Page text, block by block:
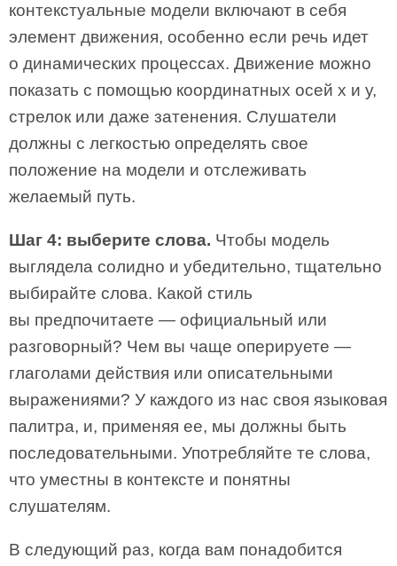
контекстуальные модели включают в себя
элемент движения, особенно если речь идет
о динамических процессах. Движение можно
показать с помощью координатных осей х и у,
стрелок или даже затенения. Слушатели
должны с легкостью определять свое
положение на модели и отслеживать
желаемый путь.
Шаг 4: выберите слова. Чтобы модель
выглядела солидно и убедительно, тщательно
выбирайте слова. Какой стиль
вы предпочитаете — официальный или
разговорный? Чем вы чаще оперируете —
глаголами действия или описательными
выражениями? У каждого из нас своя языковая
палитра, и, применяя ее, мы должны быть
последовательными. Употребляйте те слова,
что уместны в контексте и понятны
слушателям.
В следующий раз, когда вам понадобится